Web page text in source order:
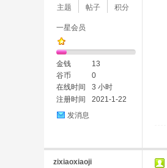
主题
帖子
积分
一星会员
金钱
13
谷币
0
在线时间
3 小时
注册时间
2021-1-22
发消息
zixiaoxiaoji